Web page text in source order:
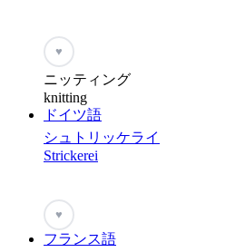
♥
ニッティング
knitting
ドイツ語
シュトリッケライ
Strickerei
♥
フランス語